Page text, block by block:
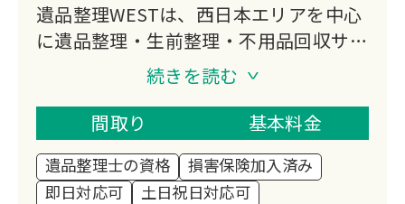
遺品整理WESTは、西日本エリアを中心
に遺品整理・生前整理・不用品回収サー
ビスを提供しています。故人様の想いを
大切にしながら、ご遺族の負担を軽減す
る丁寧な作業を心がけ、地域密着型のき
め細やかな対応でお客様の信頼にお応え
しています。
続きを読む
間取り
基本料金
遺品整理士の資格
損害保険加入済み
即日対応可
土日祝日対応可